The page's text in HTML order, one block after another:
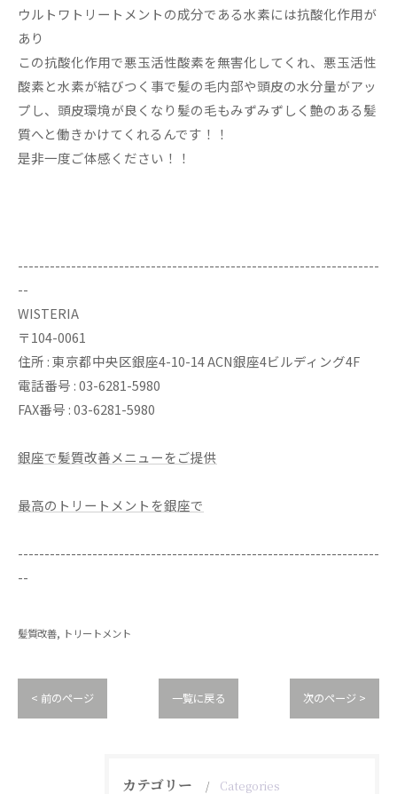
ウルトワトリートメントの成分である水素には抗酸化作用が
あり
この抗酸化作用で悪玉活性酸素を無害化してくれ、悪玉活性
酸素と水素が結びつく事で髪の毛内部や頭皮の水分量がアッ
プし、頭皮環境が良くなり髪の毛もみずみずしく艶のある髪
質へと働きかけてくれるんです！！
是非一度ご体感ください！！
--------------------------------------------------------------------
--
WISTERIA
〒104-0061
住所 : 東京都中央区銀座4-10-14 ACN銀座4ビルディング4F
電話番号 : 03-6281-5980
FAX番号 : 03-6281-5980
銀座で髪質改善メニューをご提供
最高のトリートメントを銀座で
--------------------------------------------------------------------
--
髪質改善 トリートメント
< 前のページ 一覧に戻る 次のページ >
カテゴリー Categories